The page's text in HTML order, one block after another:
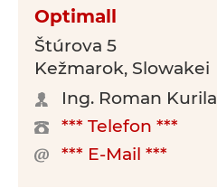
Optimall
Štúrova 5
Kežmarok, Slowakei
Ing. Roman Kurila
*** Telefon ***
*** E-Mail ***